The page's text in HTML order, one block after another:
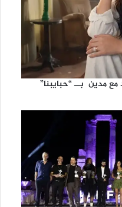
مدين بــ “حبايبنا”